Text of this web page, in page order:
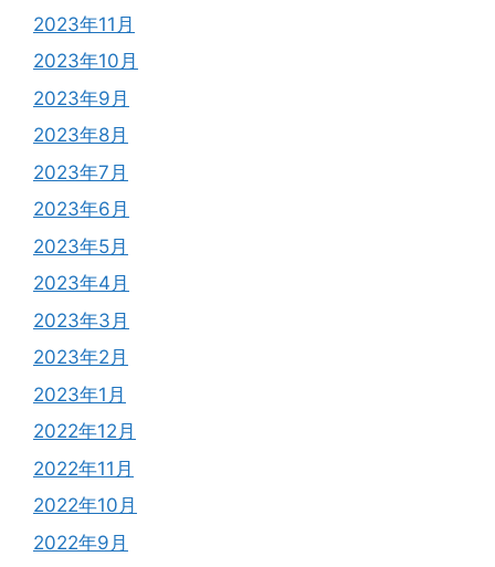
2023年11月
2023年10月
2023年9月
2023年8月
2023年7月
2023年6月
2023年5月
2023年4月
2023年3月
2023年2月
2023年1月
2022年12月
2022年11月
2022年10月
2022年9月